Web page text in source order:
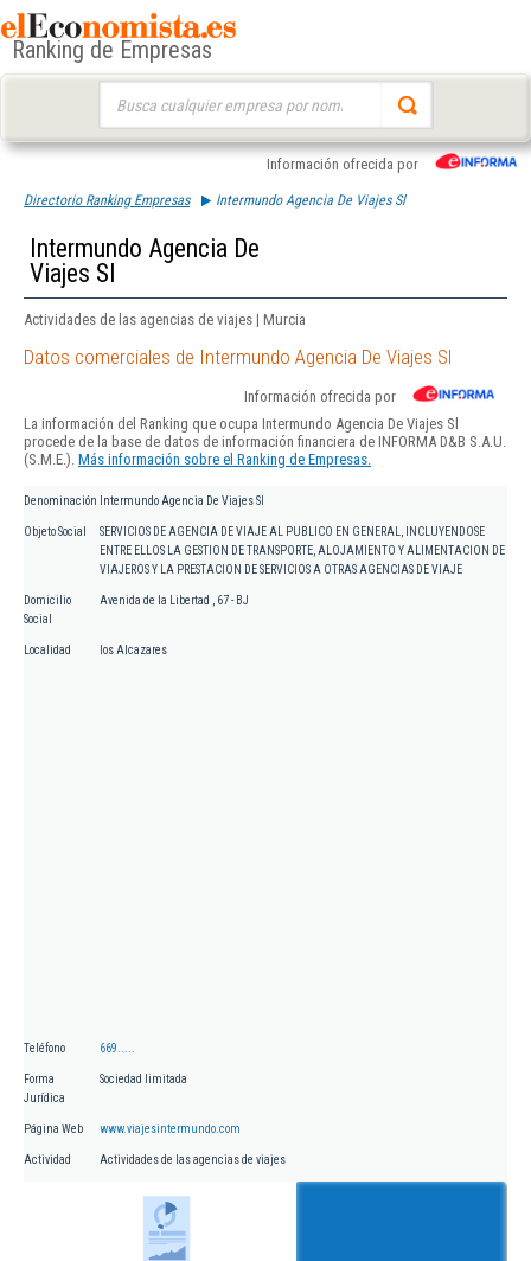
Ranking de Empresas
Información ofrecida por
Directorio Ranking Empresas Intermundo Agencia De Viajes Sl
Intermundo Agencia De
Viajes Sl
Actividades de las agencias de viajes | Murcia
Datos comerciales de Intermundo Agencia De Viajes Sl
Información ofrecida por
La información del Ranking que ocupa Intermundo Agencia De Viajes Sl
procede de la base de datos de información financiera de INFORMA D&B S.A.U.
(S.M.E.). Más información sobre el Ranking de Empresas.
Denominación Intermundo Agencia De Viajes Sl
Objeto Social
SERVICIOS DE AGENCIA DE VIAJE AL PUBLICO EN GENERAL, INCLUYENDOSE
ENTRE ELLOS LA GESTION DE TRANSPORTE, ALOJAMIENTO Y ALIMENTACION DE
VIAJEROS Y LA PRESTACION DE SERVICIOS A OTRAS AGENCIAS DE VIAJE
Domicilio
Social
Avenida de la Libertad , 67 - BJ
Localidad los Alcazares
Teléfono 669.....
Forma
Jurídica
Sociedad limitada
Página Web www.viajesintermundo.com
Actividad Actividades de las agencias de viajes